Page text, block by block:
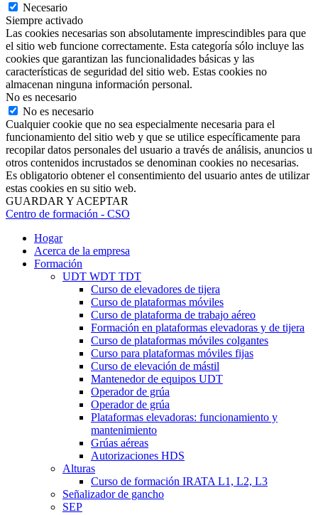
Necesario
Siempre activado
Las cookies necesarias son absolutamente imprescindibles para que
el sitio web funcione correctamente. Esta categoría sólo incluye las
cookies que garantizan las funcionalidades básicas y las
características de seguridad del sitio web. Estas cookies no
almacenan ninguna información personal.
No es necesario
No es necesario
Cualquier cookie que no sea especialmente necesaria para el
funcionamiento del sitio web y que se utilice específicamente para
recopilar datos personales del usuario a través de análisis, anuncios u
otros contenidos incrustados se denominan cookies no necesarias.
Es obligatorio obtener el consentimiento del usuario antes de utilizar
estas cookies en su sitio web.
GUARDAR Y ACEPTAR
Centro de formación - CSO
Hogar
Acerca de la empresa
Formación
UDT WDT TDT
Curso de elevadores de tijera
Curso de plataformas móviles
Curso de plataforma de trabajo aéreo
Formación en plataformas elevadoras y de tijera
Curso de plataformas móviles colgantes
Curso para plataformas móviles fijas
Curso de elevación de mástil
Mantenedor de equipos UDT
Operador de grúa
Operador de grúa
Plataformas elevadoras: funcionamiento y
mantenimiento
Grúas aéreas
Autorizaciones HDS
Alturas
Curso de formación IRATA L1, L2, L3
Señalizador de gancho
SEP